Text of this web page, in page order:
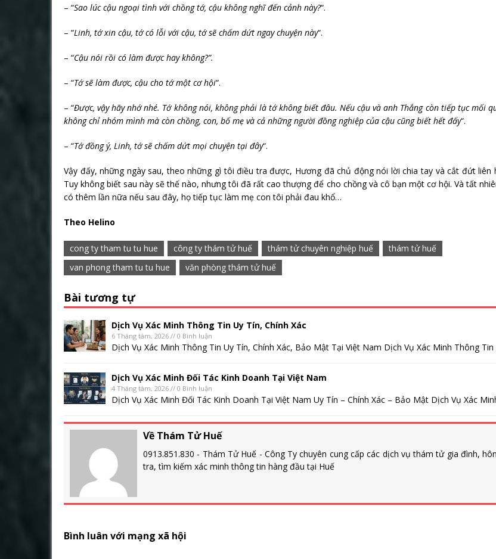
– “Sao lúc cậu ngoại tình với chồng tớ, cậu không nghĩ đến cảnh này?“.
– “Linh, tớ xin cậu, tớ có lỗi với cậu, tớ sẽ chấm dứt ngay chuyện này“.
– “Cậu nói rồi có làm được hay không?”.
– “Tớ sẽ làm được, cậu cho tớ một cơ hội“.
– “Được, vậy hãy nhớ nhé. Tớ không nói, không phải là tớ không biết đâu. Nếu cậu và anh Thắng còn tiếp tục mối
không chỉ nhóm mình mà còn chồng, con, bố mẹ và cả những người đồng nghiệp của cậu cũng biết hết đấy“.
– “Tớ đồng ý, Linh, tớ sẽ chấm dứt mọi chuyện tại đây“.
Vậy đấy, những ngày sau, theo những gì tôi điều tra được, Hương đã chủ động nói lời chia tay và cắt đứt liên
Tuy không biết sau này sẽ thế nào, nhưng tôi đã rất cao thượng để cho chồng và cô bạn một cơ hội. Và tất
có thêm lần nữa nếu sau đây, họ tiếp tục làm mẹ con tôi phải đau khổ…
Theo Helino
cong ty tham tu tu hue công ty thám tử huế thám tử chuyên nghiệp huế
thám tử huế
van phong tham tu tu hue
văn phòng thám tử huế
Bài tương tự
Dịch Vụ Xác Minh Thông Tin Uy Tín, Chính Xác
6 Tháng tám, 2026 // 0 Bình luận
Dịch Vụ Xác Minh Thông Tin Uy Tín, Chính Xác, Bảo Mật Tại Việt Nam Dịch Vụ Xác Minh Thông Tin
Dịch Vụ Xác Minh Đối Tác Kinh Doanh Tại Việt Nam
4 Tháng tám, 2026 // 0 Bình luận
Dịch Vụ Xác Minh Đối Tác Kinh Doanh Tại Việt Nam Uy Tín – Chính Xác – Bảo Mật Dịch Vụ Xác
Về Thám Tử Huế
0913.851.830 - Thám Tử Huế - Công Ty chuyên cung cấp các dịch vụ thám tử gia đình,
tra, tìm kiếm xác minh thông tin hàng đầu tại Huế
Bình luân với mạng xã hội